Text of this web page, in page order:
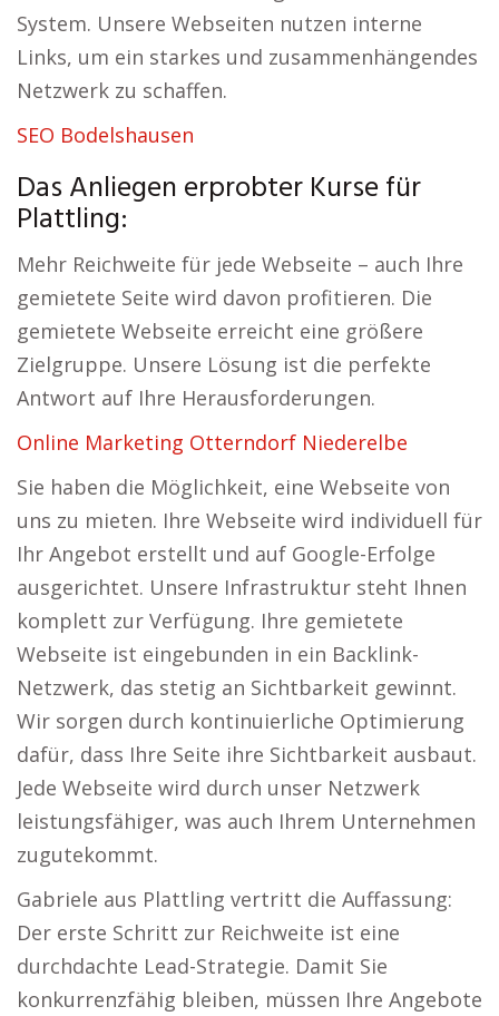
System. Unsere Webseiten nutzen interne
Links, um ein starkes und zusammenhängendes
Netzwerk zu schaffen.
SEO Bodelshausen
Das Anliegen erprobter Kurse für
Plattling:
Mehr Reichweite für jede Webseite – auch Ihre
gemietete Seite wird davon profitieren. Die
gemietete Webseite erreicht eine größere
Zielgruppe. Unsere Lösung ist die perfekte
Antwort auf Ihre Herausforderungen.
Online Marketing Otterndorf Niederelbe
Sie haben die Möglichkeit, eine Webseite von
uns zu mieten. Ihre Webseite wird individuell für
Ihr Angebot erstellt und auf Google-Erfolge
ausgerichtet. Unsere Infrastruktur steht Ihnen
komplett zur Verfügung. Ihre gemietete
Webseite ist eingebunden in ein Backlink-
Netzwerk, das stetig an Sichtbarkeit gewinnt.
Wir sorgen durch kontinuierliche Optimierung
dafür, dass Ihre Seite ihre Sichtbarkeit ausbaut.
Jede Webseite wird durch unser Netzwerk
leistungsfähiger, was auch Ihrem Unternehmen
zugutekommt.
Gabriele aus Plattling vertritt die Auffassung:
Der erste Schritt zur Reichweite ist eine
durchdachte Lead-Strategie. Damit Sie
konkurrenzfähig bleiben, müssen Ihre Angebote